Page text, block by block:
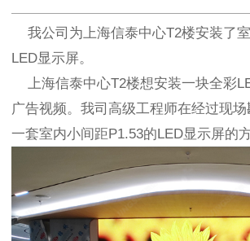
我公司为上海信泰中心T2楼安装了
LED显示屏。
上海信泰中心T2楼想安装一块全彩
广告视频。我司高级工程师在经过现
一套室内小间距P1.53的LED显示屏的方